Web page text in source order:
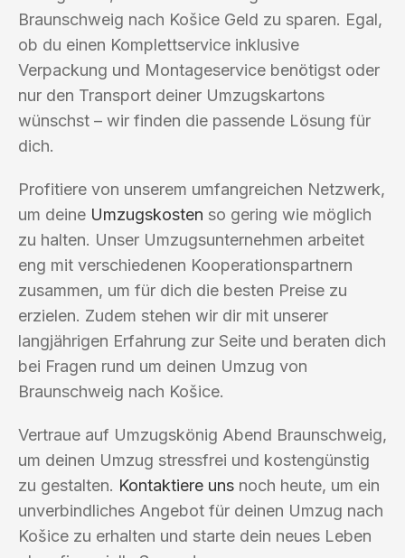
Braunschweig nach Košice Geld zu sparen. Egal,
ob du einen Komplettservice inklusive
Verpackung und Montageservice benötigst oder
nur den Transport deiner Umzugskartons
wünschst – wir finden die passende Lösung für
dich.
Profitiere von unserem umfangreichen Netzwerk,
um deine Umzugskosten so gering wie möglich
zu halten. Unser Umzugsunternehmen arbeitet
eng mit verschiedenen Kooperationspartnern
zusammen, um für dich die besten Preise zu
erzielen. Zudem stehen wir dir mit unserer
langjährigen Erfahrung zur Seite und beraten dich
bei Fragen rund um deinen Umzug von
Braunschweig nach Košice.
Vertraue auf Umzugskönig Abend Braunschweig,
um deinen Umzug stressfrei und kostengünstig
zu gestalten. Kontaktiere uns noch heute, um ein
unverbindliches Angebot für deinen Umzug nach
Košice zu erhalten und starte dein neues Leben